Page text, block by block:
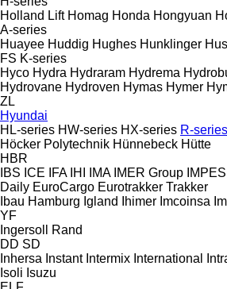
Holland Lift Homag Honda Hongyuan
A-series
Huayee Huddig Hughes Hunklinger
FS K-series
Hyco Hydra Hydraram Hydrema
Hydrovane Hydroven Hymas Hymer
ZL
Hyundai
HL-series HW-series HX-series R-series
Höcker Polytechnik Hünnebeck Hütte
HBR
IBS ICE IFA IHI IMA IMER Group IMPES
Daily EuroCargo Eurotrakker Trakker
Ibau Hamburg Igland Ihimer Imcoinsa
YF
Ingersoll Rand
DD SD
Inhersa Instant Intermix International
Isoli Isuzu